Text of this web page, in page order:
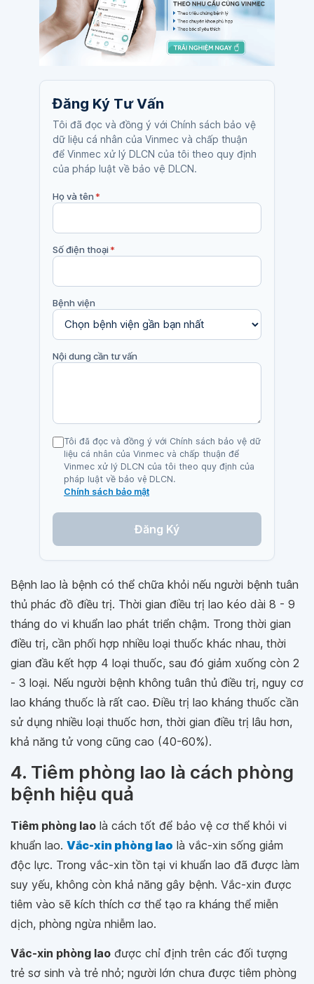
Đăng Ký Tư Vấn
Tôi đã đọc và đồng ý với Chính sách bảo vệ
dữ liệu cá nhân của Vinmec và chấp thuận
để Vinmec xử lý DLCN của tôi theo quy định
của pháp luật về bảo vệ DLCN.
Họ và tên*
Số điện thoại*
Bệnh viện
Nội dung cần tư vấn
Tôi đã đọc và đồng ý với Chính sách bảo vệ dữ
liệu cá nhân của Vinmec và chấp thuận để
Vinmec xử lý DLCN của tôi theo quy định của
pháp luật về bảo vệ DLCN.
Chính sách bảo mật
Đăng Ký
Bệnh lao là bệnh có thể chữa khỏi nếu người bệnh tuân
thủ phác đồ điều trị. Thời gian điều trị lao kéo dài 8 - 9
tháng do vi khuẩn lao phát triển chậm. Trong thời gian
điều trị, cần phối hợp nhiều loại thuốc khác nhau, thời
gian đầu kết hợp 4 loại thuốc, sau đó giảm xuống còn 2
- 3 loại. Nếu người bệnh không tuân thủ điều trị, nguy cơ
lao kháng thuốc là rất cao. Điều trị lao kháng thuốc cần
sử dụng nhiều loại thuốc hơn, thời gian điều trị lâu hơn,
khả năng tử vong cũng cao (40-60%).
4. Tiêm phòng lao là cách phòng
bệnh hiệu quả
Tiêm phòng lao là cách tốt để bảo vệ cơ thể khỏi vi
khuẩn lao. Vắc-xin phòng lao là vắc-xin sống giảm
độc lực. Trong vắc-xin tồn tại vi khuẩn lao đã được làm
suy yếu, không còn khả năng gây bệnh. Vắc-xin được
tiêm vào sẽ kích thích cơ thể tạo ra kháng thể miễn
dịch, phòng ngừa nhiễm lao.
Vắc-xin phòng lao được chỉ định trên các đối tượng
trẻ sơ sinh và trẻ nhỏ; người lớn chưa được tiêm phòng